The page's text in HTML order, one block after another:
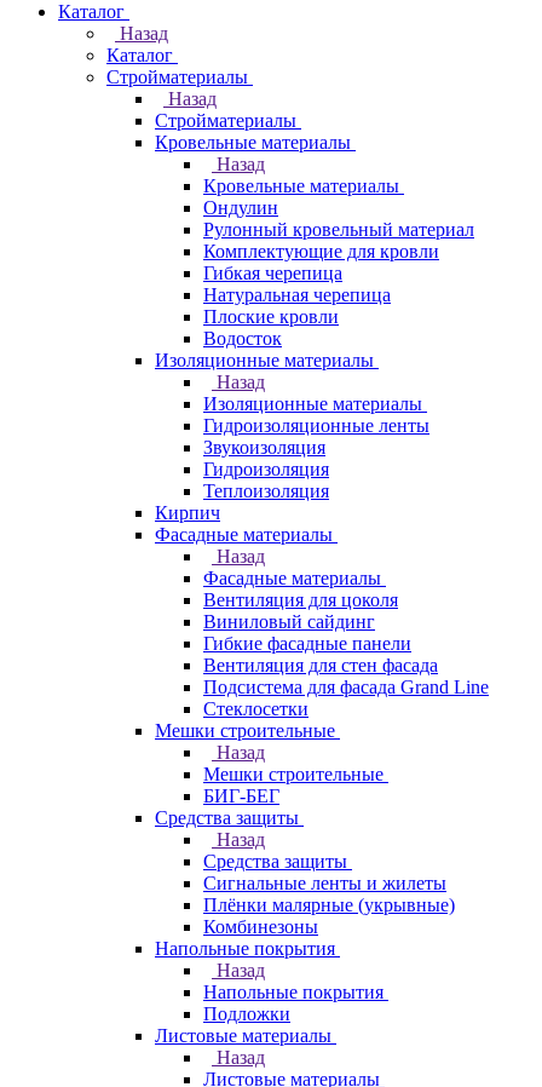
Каталог
Назад
Каталог
Стройматериалы
Назад
Стройматериалы
Кровельные материалы
Назад
Кровельные материалы
Ондулин
Рулонный кровельный материал
Комплектующие для кровли
Гибкая черепица
Натуральная черепица
Плоские кровли
Водосток
Изоляционные материалы
Назад
Изоляционные материалы
Гидроизоляционные ленты
Звукоизоляция
Гидроизоляция
Теплоизоляция
Кирпич
Фасадные материалы
Назад
Фасадные материалы
Вентиляция для цоколя
Виниловый сайдинг
Гибкие фасадные панели
Вентиляция для стен фасада
Подсистема для фасада Grand Line
Стеклосетки
Мешки строительные
Назад
Мешки строительные
БИГ-БЕГ
Средства защиты
Назад
Средства защиты
Сигнальные ленты и жилеты
Плёнки малярные (укрывные)
Комбинезоны
Напольные покрытия
Назад
Напольные покрытия
Подложки
Листовые материалы
Назад
Листовые материалы